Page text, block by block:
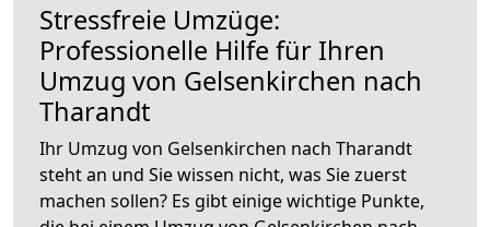
Stressfreie Umzüge:
Professionelle Hilfe für Ihren
Umzug von Gelsenkirchen nach
Tharandt
Ihr Umzug von Gelsenkirchen nach Tharandt
steht an und Sie wissen nicht, was Sie zuerst
machen sollen? Es gibt einige wichtige Punkte,